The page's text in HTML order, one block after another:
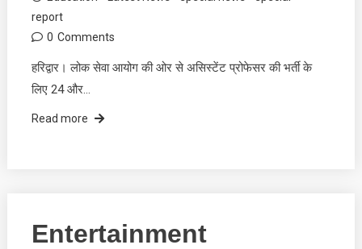
report
0 Comments
हरिद्वार। लोक सेवा आयोग की ओर से असिस्टेंट प्रोफेसर की भर्ती के
लिए 24 और…
Read more
Entertainment